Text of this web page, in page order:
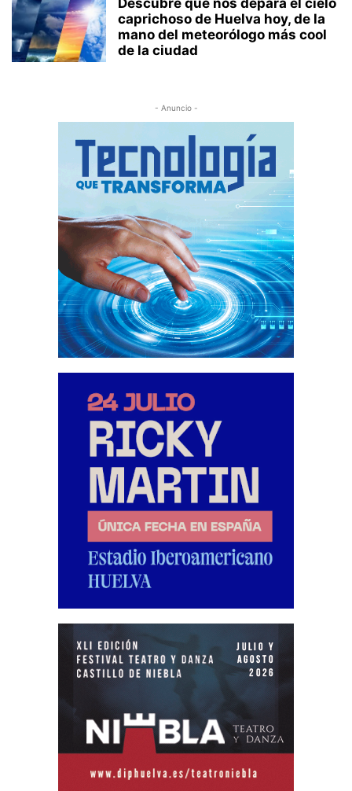
Descubre qué nos depara el cielo
caprichoso de Huelva hoy, de la
mano del meteorólogo más cool
de la ciudad
- Anuncio -